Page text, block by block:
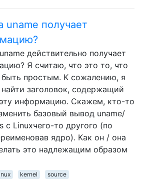
uname получает
действительно получает
Я считаю, что это то, что
простым. К сожалению, я
заголовок, содержащий
информацию. Скажем, кто-то
базовый вывод uname/
с Linuxчего-то другого (по
ядро). Как он / она
это надлежащим образом
kernel source